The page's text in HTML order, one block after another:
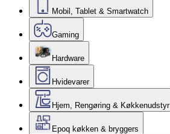
Mobil, Tablet & Smartwatch
Gaming
Hardware
Hvidevarer
Hjem, Rengøring & Køkkenudstyr
Epoq køkken & bryggers